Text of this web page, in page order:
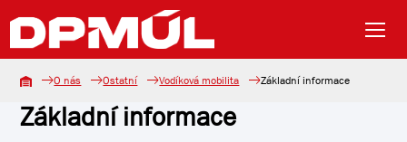
O nás Ostatní Vodíková mobilita Základní informace
Základní informace